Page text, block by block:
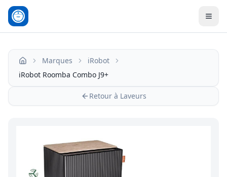
Accueil Marques
iRobot
iRobot Roomba Combo J9+
Retour à Laveurs